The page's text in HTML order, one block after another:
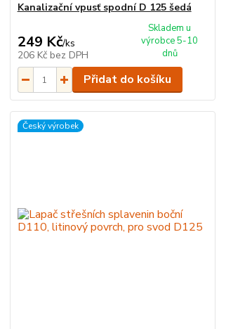
Kanalizační vpusť spodní D 125 šedá
249 Kč/ks
206 Kč bez DPH
Skladem u
výrobce 5-10
dnů
Přidat do košíku
Český výrobek